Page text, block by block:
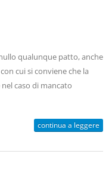
nullo qualunque patto, anche
cui si conviene che la
caso di mancato
continua a leggere